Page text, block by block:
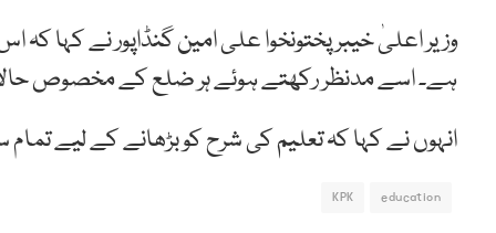
وزیر اعلیٰ خیبر پختونخوا علی امین گنڈاپور نے
ہے۔ اسے مدنظر رکھتے ہوئے ہر ضلع کے مخصوص
انہوں نے کہا کہ تعلیم کی شرح کو بڑھانے کے لیے تمام
education
KPK